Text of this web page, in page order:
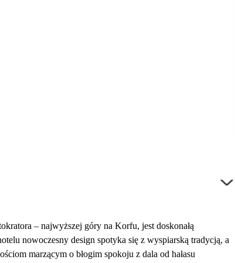
– najwyższej góry na Korfu, jest doskonałą
nowoczesny design spotyka się z wyspiarską tradycją, a
marzącym o błogim spokoju z dala od hałasu